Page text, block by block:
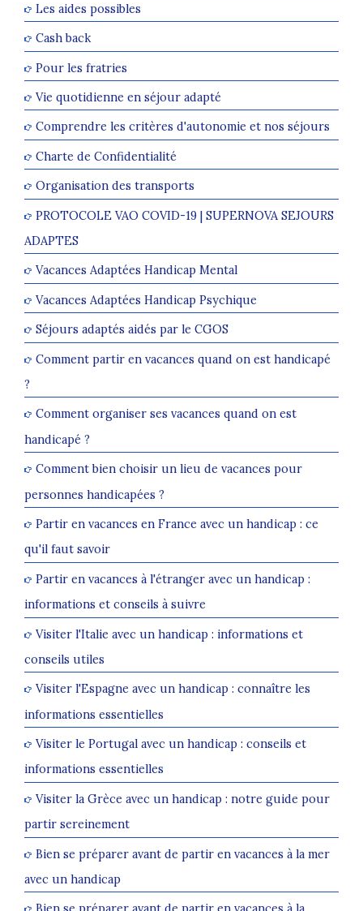
Les aides possibles
Cash back
Pour les fratries
Vie quotidienne en séjour adapté
Comprendre les critères d'autonomie et nos séjours
Charte de Confidentialité
Organisation des transports
PROTOCOLE VAO COVID-19 | SUPERNOVA SEJOURS
ADAPTES
Vacances Adaptées Handicap Mental
Vacances Adaptées Handicap Psychique
Séjours adaptés aidés par le CGOS
Comment partir en vacances quand on est handicapé
?
Comment organiser ses vacances quand on est
handicapé ?
Comment bien choisir un lieu de vacances pour
personnes handicapées ?
Partir en vacances en France avec un handicap : ce
qu'il faut savoir
Partir en vacances à l'étranger avec un handicap :
informations et conseils à suivre
Visiter l'Italie avec un handicap : informations et
conseils utiles
Visiter l'Espagne avec un handicap : connaître les
informations essentielles
Visiter le Portugal avec un handicap : conseils et
informations essentielles
Visiter la Grèce avec un handicap : notre guide pour
partir sereinement
Bien se préparer avant de partir en vacances à la mer
avec un handicap